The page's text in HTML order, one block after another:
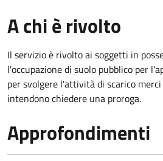
A chi è rivolto
Il servizio è rivolto ai soggetti in
l'occupazione di suolo pubblico per
per svolgere l'attività di scarico
intendono chiedere una proroga.
Approfondimenti